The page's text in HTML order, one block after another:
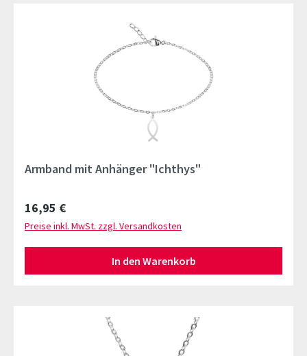
Armband mit Anhänger "Ichthys"
Regulärer Preis:
16,95 €
Preise inkl. MwSt. zzgl. Versandkosten
In den Warenkorb